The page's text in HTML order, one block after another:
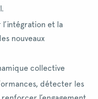
et la
nouveaux
collective
détecter les